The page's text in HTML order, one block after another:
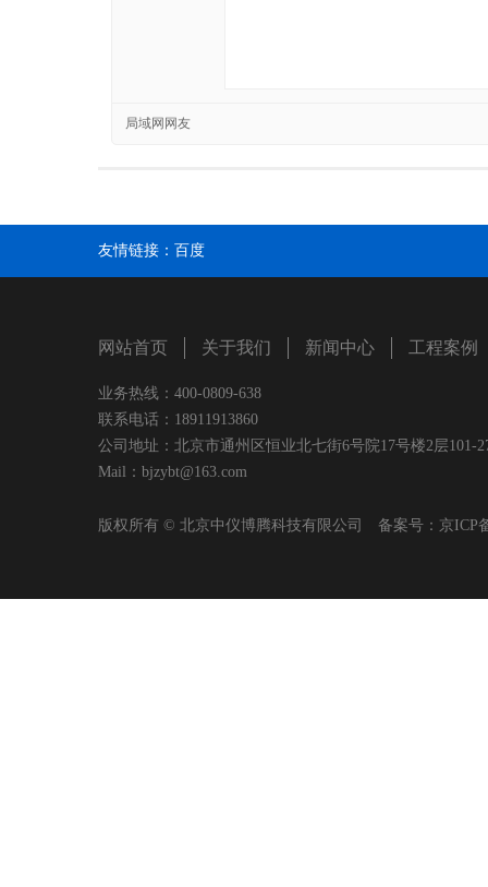
局域网网友
友情链接： 百度
网站首页 关于我们 新闻中心 工程案例
业务热线：400-0809-638
联系电话：18911913860
公司地址：北京市通州区恒业北七街6号院17号楼2层
Mail：bjzybt@163.com
版权所有 © 北京中仪博腾科技有限公司 备案号： 京ICP